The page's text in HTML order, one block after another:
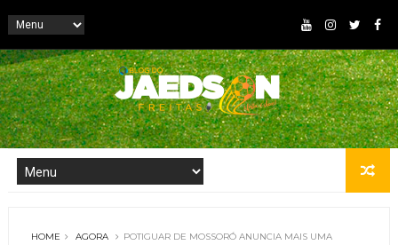
HOME AGORA
POTIGUAR DE MOSSORÓ ANUNCIA MAIS UMA